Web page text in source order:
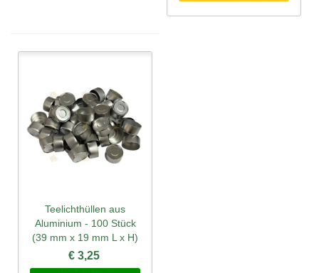
Teelichthüllen aus
Aluminium - 100 Stück
(39 mm x 19 mm L x H)
€ 3,25